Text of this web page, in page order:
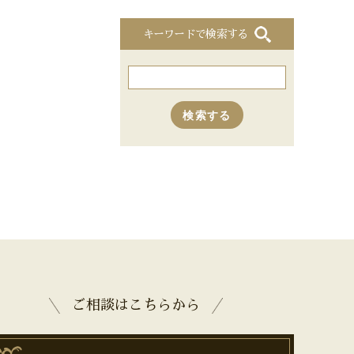
キーワードで検索する
ご相談はこちらから